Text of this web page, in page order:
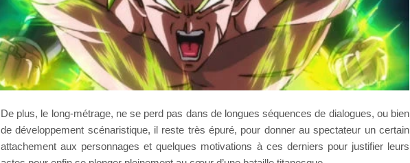
De plus, le long-métrage, ne se perd pas dans de longues séquences de dialogues, ou bien
de développement scénaristique, il reste très épuré, pour donner au spectateur un certain
attachement aux personnages et quelques motivations à ces derniers pour justifier leurs